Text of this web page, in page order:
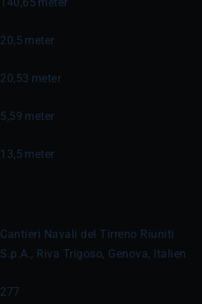
20,5 meter
20,53 meter
5,59 meter
13,5 meter
Cantieri Navali del Tirreno Riuniti
S.p.A., Riva Trigoso, Genova, Italien
277